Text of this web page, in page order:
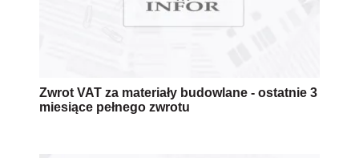
Zwrot VAT za materiały budowlane - ostatnie 3
miesiące pełnego zwrotu